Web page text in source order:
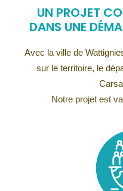
UN PROJET
DANS UNE
Avec la ville de
sur le territoire, le
Notre projet est